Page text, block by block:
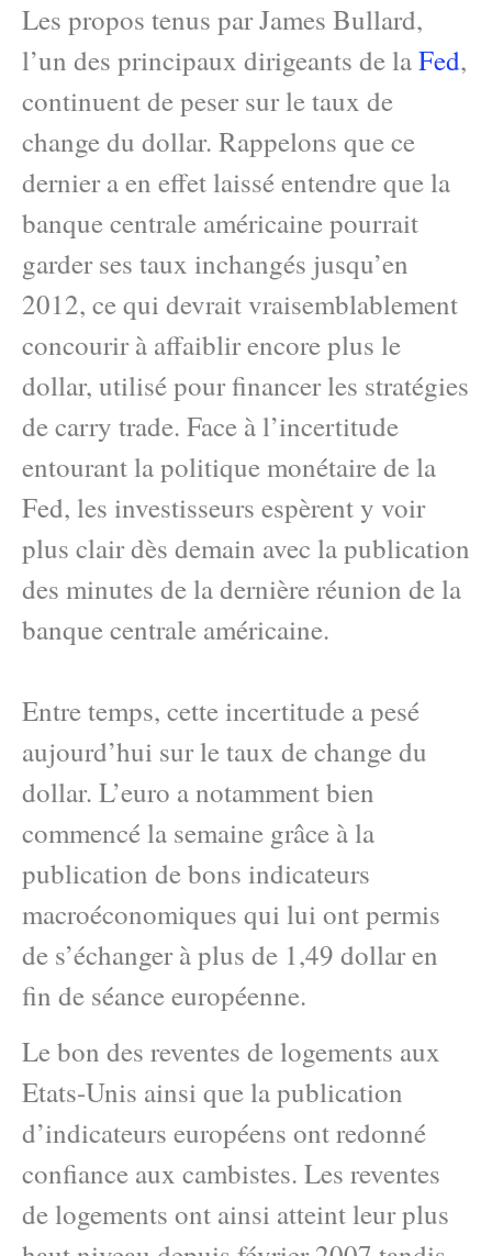
Les propos tenus par James Bullard,
l’un des principaux dirigeants de laFed,
continuent de peser sur le taux de
change du dollar. Rappelons que ce
dernier a en effet laissé entendre que la
banque centrale américaine pourrait
garder ses taux inchangés jusqu’en
2012, ce qui devrait vraisemblablement
concourir à affaiblir encore plus le
dollar, utilisé pour financer les stratégies
de carry trade. Face à l’incertitude
entourant la politique monétaire de la
Fed, les investisseurs espèrent y voir
plus clair dès demain avec la publication
des minutes de la dernière réunion de la
banque centrale américaine.
Entre temps, cette incertitude a pesé
aujourd’hui sur le taux de change du
dollar. L’euro a notamment bien
commencé la semaine grâce à la
publication de bons indicateurs
macroéconomiques qui lui ont permis
de s’échanger à plus de 1,49 dollar en
fin de séance européenne.
Le bon des reventes de logements aux
Etats-Unis ainsi que la publication
d’indicateurs européens ont redonné
confiance aux cambistes. Les reventes
de logements ont ainsi atteint leur plus